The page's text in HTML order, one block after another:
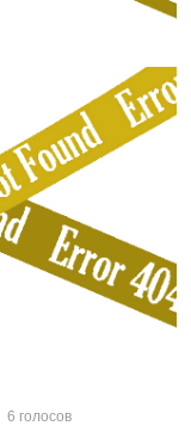
6 голосов